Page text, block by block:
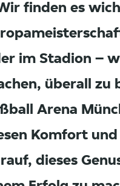
finden es
im Stadion –
überall zu
Arena
Komfort
dieses